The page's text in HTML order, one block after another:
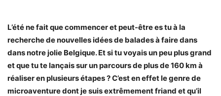
L’été ne fait que commencer et peut-être es tu à la
recherche de nouvelles idées de balades à faire dans
dans notre jolie Belgique. Et si tu voyais un peu plus grand
et que tu te lançais sur un parcours de plus de 160 km à
réaliser en plusieurs étapes ? C’est en effet le genre de
microaventure dont je suis extrêmement friand et qu’il